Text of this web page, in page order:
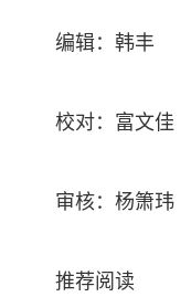
编辑：韩丰
校对：富文佳
审核：杨箫玮
推荐阅读